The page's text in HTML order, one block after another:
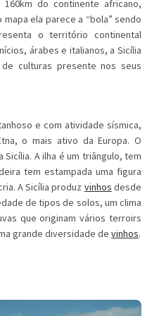
160km do continente africano,
ela parece a “bola” sendo
o território continental
árabes e italianos, a Sicília
culturas presente nos seus
e com atividade sísmica,
o mais ativo da Europa. O
A ilha é um triângulo, tem
tem estampada uma figura
A Sicília produz vinhos desde
de tipos de solos, um clima
que originam vários terroirs
grande diversidade de vinhos.